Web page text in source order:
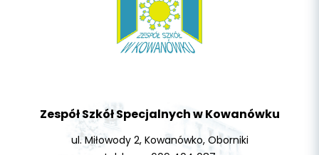
Zespół Szkół Specjalnych w Kowanówku
ul. Miłowody 2, Kowanówko, Oborniki